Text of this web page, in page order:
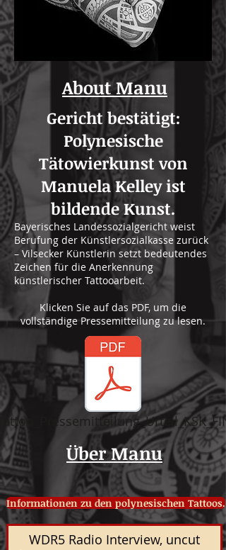
About Manu
Gericht bestätigt:
Polynesische
Tätowierkunst von
Manuela Kelley ist
bildende Kunst.
Bayerisches Landessozialgericht weist
Berufung der Künstlersozialkasse zurück
– Vilsecker Künstlerin setzt bedeutendes
Zeichen für die Anerkennung
künstlerischer Tattooarbeit.
Klicken Sie auf das PDF, um die
vollständige Pressemitteilung zu lesen.
Über Manu
Informationen zu den polynesischen Tattoos.
WDR5 Radio Interview, uncut